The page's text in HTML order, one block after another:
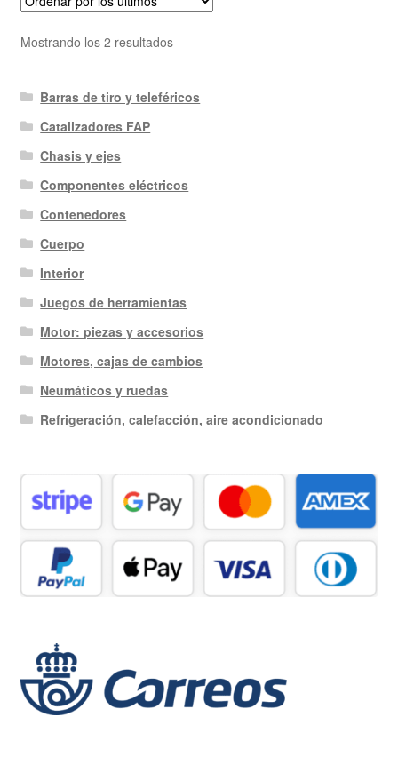
Mostrando los 2 resultadosOrdenado
últimos
Barras de tiro y teleféricos
Catalizadores FAP
Chasis y ejes
Componentes eléctricos
Contenedores
Cuerpo
Interior
Juegos de herramientas
Motor: piezas y accesorios
Motores, cajas de cambios
Neumáticos y ruedas
Refrigeración, calefacción, aire acondicionado